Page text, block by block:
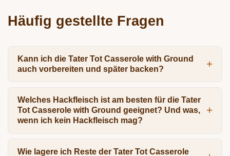
Häufig gestellte Fragen
Kann ich die Tater Tot Casserole with Ground
auch vorbereiten und später backen?
Welches Hackfleisch ist am besten für die Tater
Tot Casserole with Ground geeignet? Und was,
wenn ich kein Hackfleisch mag?
Wie lagere ich Reste der Tater Tot Casserole